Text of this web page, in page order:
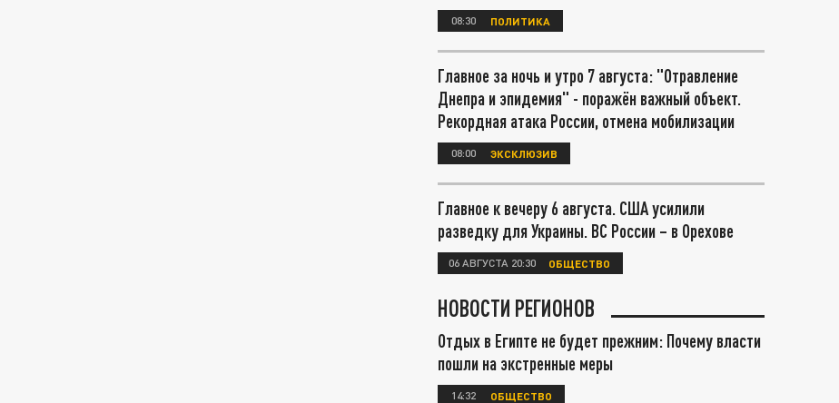
08:30 ПОЛИТИКА
Главное за ночь и утро 7 августа: "Отравление
Днепра и эпидемия" - поражён важный объект.
Рекордная атака России, отмена мобилизации
08:00 ЭКСКЛЮЗИВ
Главное к вечеру 6 августа. США усилили
разведку для Украины. ВС России – в Орехове
06 АВГУСТА 20:30 ОБЩЕСТВО
НОВОСТИ РЕГИОНОВ
Отдых в Египте не будет прежним: Почему власти
пошли на экстренные меры
14:32 ОБЩЕСТВО